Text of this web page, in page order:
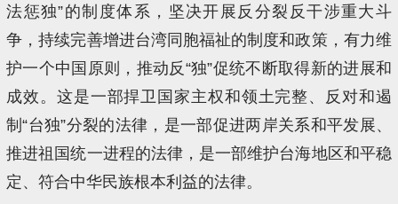
法惩独”的制度体系，坚决开展反分裂反干涉重大斗
争，持续完善增进台湾同胞福祉的制度和政策，有力维
护一个中国原则，推动反“独”促统不断取得新的进展和
成效。这是一部捍卫国家主权和领土完整、反对和遏
制“台独”分裂的法律，是一部促进两岸关系和平发展、
推进祖国统一进程的法律，是一部维护台海地区和平稳
定、符合中华民族根本利益的法律。